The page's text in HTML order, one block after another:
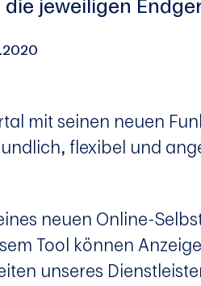
jeweiligen
mit seinen neuen
flexibel und
neuen Online-
Tool können
unseres